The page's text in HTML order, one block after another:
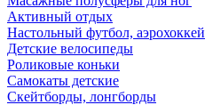
Активный отдых
Настольный футбол, аэрохоккей
Детские велосипеды
Роликовые коньки
Самокаты детские
Скейтборды, лонгборды